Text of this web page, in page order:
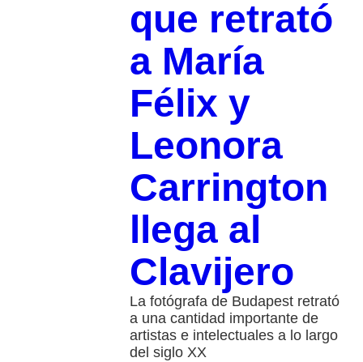
que retrató
a María
Félix y
Leonora
Carrington
llega al
Clavijero
La fotógrafa de Budapest retrató
a una cantidad importante de
artistas e intelectuales a lo largo
del siglo XX